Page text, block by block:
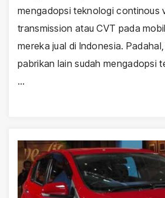
mengadopsi teknologi continous
transmission atau CVT pada
mereka jual di Indonesia.
pabrikan lain sudah mengadopsi
…